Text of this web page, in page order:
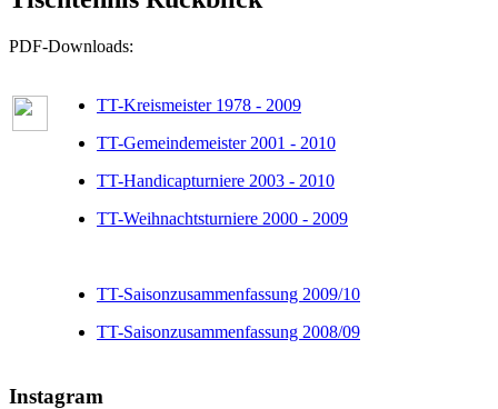
PDF-Downloads:
TT-Kreismeister 1978 - 2009
TT-Gemeindemeister 2001 - 2010
TT-Handicapturniere 2003 - 2010
TT-Weihnachtsturniere 2000 - 2009
TT-Saisonzusammenfassung 2009/10
TT-Saisonzusammenfassung 2008/09
Instagram